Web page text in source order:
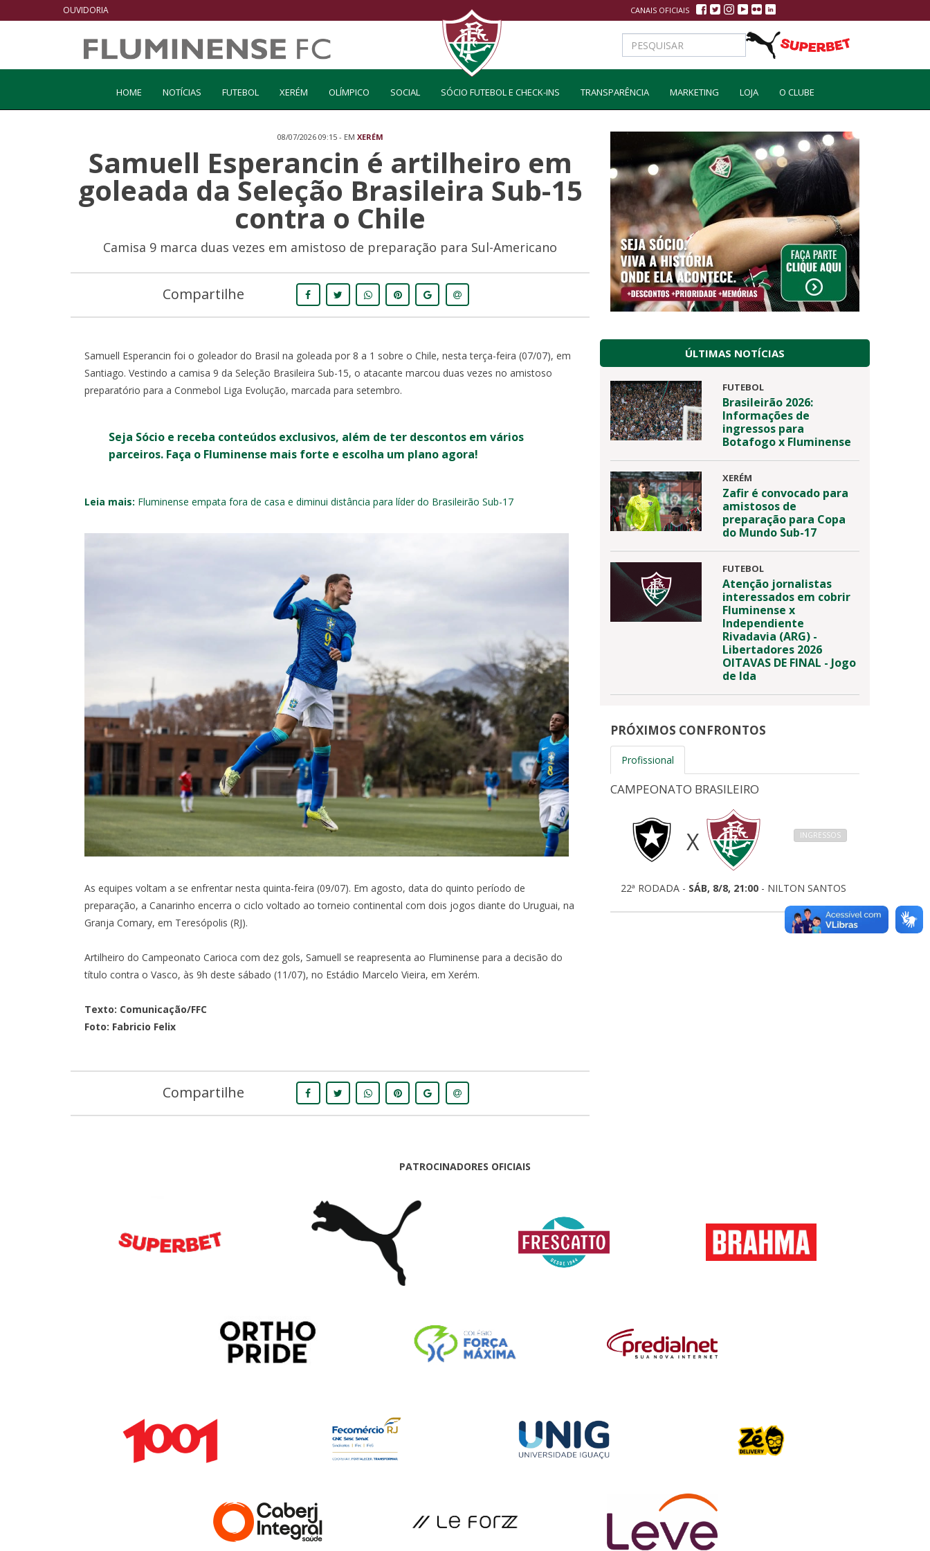
OUVIDORIA CANAIS OFICIAIS
HOME NOTÍCIAS FUTEBOL XERÉM OLÍMPICO SOCIAL SÓCIO FUTEBOL E CHECK-INS TRANSPARÊNCIA MARKETING LOJA O CLUBE
08/07/2026 09:15 - EM XERÉM
Samuell Esperancin é artilheiro em
goleada da Seleção Brasileira Sub-15
contra o Chile
Camisa 9 marca duas vezes em amistoso de preparação para Sul-Americano
Compartilhe
Samuell Esperancin foi o goleador do Brasil na goleada por 8 a 1 sobre o Chile, nesta terça-feira (07/07), em
Santiago. Vestindo a camisa 9 da Seleção Brasileira Sub-15, o atacante marcou duas vezes no amistoso
preparatório para a Conmebol Liga Evolução, marcada para setembro.
Seja Sócio e receba conteúdos exclusivos, além de ter descontos em vários
parceiros. Faça o Fluminense mais forte e escolha um plano agora!
Leia mais: Fluminense empata fora de casa e diminui distância para líder do Brasileirão Sub-17
As equipes voltam a se enfrentar nesta quinta-feira (09/07). Em agosto, data do quinto período de
preparação, a Canarinho encerra o ciclo voltado ao torneio continental com dois jogos diante do Uruguai, na
Granja Comary, em Teresópolis (RJ).
Artilheiro do Campeonato Carioca com dez gols, Samuell se reapresenta ao Fluminense para a decisão do
título contra o Vasco, às 9h deste sábado (11/07), no Estádio Marcelo Vieira, em Xerém.
Texto: Comunicação/FFC
Foto: Fabricio Felix
Compartilhe
ÚLTIMAS NOTÍCIAS
FUTEBOL
Brasileirão 2026:
Informações de
ingressos para
Botafogo x Fluminense
XERÉM
Zafir é convocado para
amistosos de
preparação para Copa
do Mundo Sub-17
FUTEBOL
Atenção jornalistas
interessados em cobrir
Fluminense x
Independiente
Rivadavia (ARG) -
Libertadores 2026
OITAVAS DE FINAL - Jogo
de Ida
PRÓXIMOS CONFRONTOS
Profissional
COPA DO BRASIL
0 INGRESSOS
OITAVAS DE FINAL - IDA -SÁB, 1/8, 17:30 -
MARACANÃ
CAMPEONATO BRASILEIRO
1 X 3 INGRESSOS
OITAVAS DE FINAL - VOLTA -QUA, 5/8, 21:30
MARACANÃ
CAMPEONATO BRASILEIRO
X INGRESSOS
22ª RODADA - SÁB, 8/8, 21:00 - NILTON SANTOS
PATROCINADORES OFICIAIS